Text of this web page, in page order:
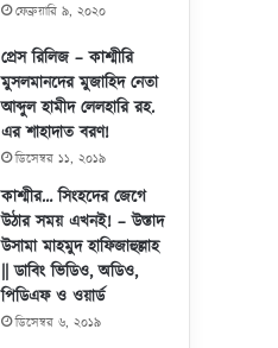
ফেব্রুয়ারি ৯, ২০২০
প্রেস রিলিজ – কাশ্মীরি
মুসলমানদের মুজাহিদ নেতা
আব্দুল হামীদ লেলহারি রহ.
এর শাহাদাত বরণ!
ডিসেম্বর ১১, ২০১৯
কাশ্মীর… সিংহদের জেগে
উঠার সময় এখনই! – উস্তাদ
উসামা মাহমুদ হাফিজাহুল্লাহ
|| ডাবিং ভিডিও, অডিও,
পিডিএফ ও ওয়ার্ড
ডিসেম্বর ৬, ২০১৯